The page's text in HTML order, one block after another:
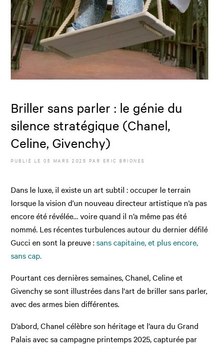
Briller sans parler : le génie du
silence stratégique (Chanel,
Celine, Givenchy)
PUBLIÉ LE05 MARS 2025 PAR ERIC BRIONES
Dans le luxe, il existe un art subtil : occuper le terrain
lorsque la vision d’un nouveau directeur artistique n’a pas
encore été révélée… voire quand il n’a même pas été
nommé. Les récentes turbulences autour du dernier défilé
Gucci en sont la preuve :sans capitaine, et plus encore,
sans cap.
Pourtant ces dernières semaines, Chanel, Celine et
Givenchy se sont illustrées dans l'art de briller sans parler,
avec des armes bien différentes.
D’abord, Chanel célèbre son héritage et l’aura du Grand
Palais avec sa campagne printemps 2025, capturée par